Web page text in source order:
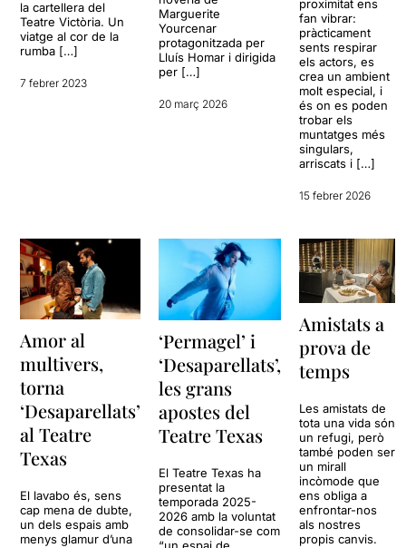
la cartellera del
Teatre Victòria. Un
viatge al cor de la
rumba […]
7 febrer 2023
Marguerite
Yourcenar
protagonitzada per
Lluís Homar i dirigida
per […]
20 març 2026
proximitat ens
fan vibrar:
pràcticament
sents respirar
els actors, es
crea un ambient
molt especial, i
és on es poden
trobar els
muntatges més
singulars,
arriscats i […]
15 febrer 2026
Amor al
multivers,
torna
‘Desaparellats’
al Teatre
Texas
El lavabo és, sens
cap mena de dubte,
un dels espais amb
menys glamur d’una
‘Permagel’ i
‘Desaparellats’,
les grans
apostes del
Teatre Texas
El Teatre Texas ha
presentat la
temporada 2025-
2026 amb la voluntat
de consolidar-se com
Amistats a
prova de
temps
Les amistats de
tota una vida són
un refugi, però
també poden ser
un mirall
incòmode que
ens obliga a
enfrontar-nos
als nostres
propis canvis.